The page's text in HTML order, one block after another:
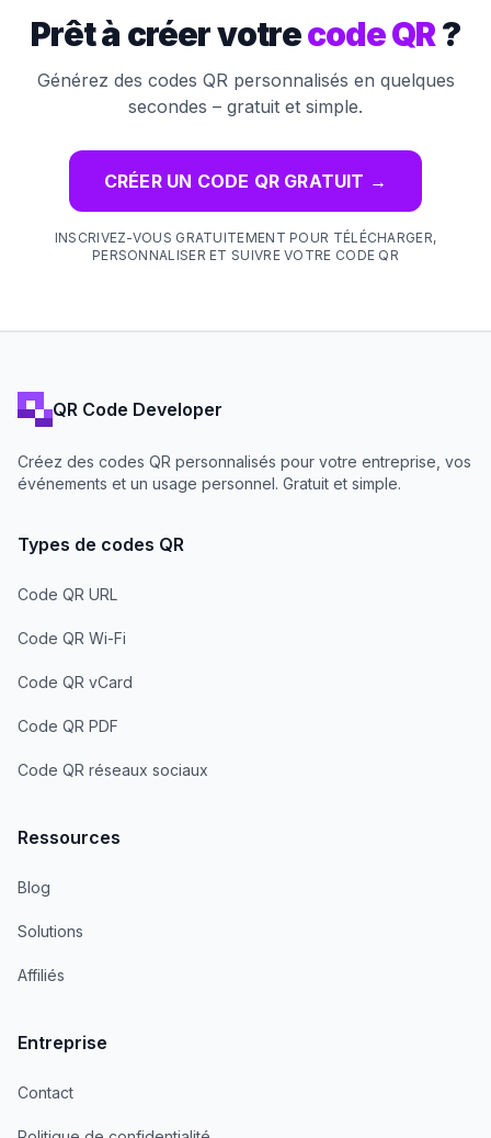
Prêt à créer votrecode QR?
Générez des codes QR personnalisés en quelques
secondes – gratuit et simple.
CRÉER UN CODE QR GRATUIT →
INSCRIVEZ-VOUS GRATUITEMENT POUR TÉLÉCHARGER,
PERSONNALISER ET SUIVRE VOTRE CODE QR
QR Code Developer
Créez des codes QR personnalisés pour votre entreprise, vos
événements et un usage personnel. Gratuit et simple.
Types de codes QR
Code QR URL
Code QR Wi-Fi
Code QR vCard
Code QR PDF
Code QR réseaux sociaux
Ressources
Blog
Solutions
Affiliés
Entreprise
Contact